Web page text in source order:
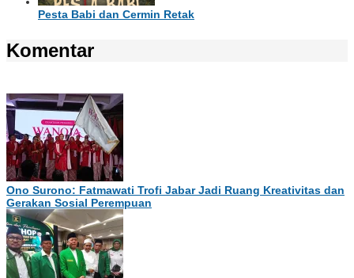
Pesta Babi dan Cermin Retak
Komentar
Ono Surono: Fatmawati Trofi Jabar Jadi Ruang Kreativitas dan
Gerakan Sosial Perempuan